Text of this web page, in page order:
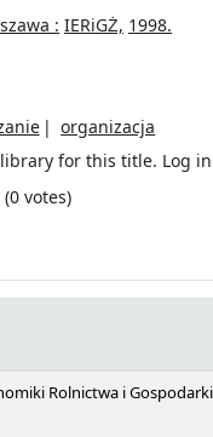
: IERiGŻ, 1998.
organizacja
for this title. Log
votes)
Rolnictwa i